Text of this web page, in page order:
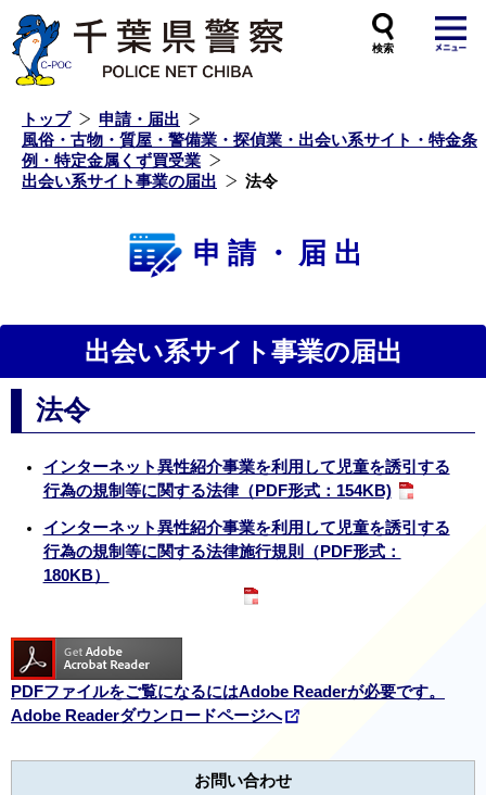
トップ
申請・届出
風俗・古物・質屋・警備業・探偵業・出会い系サイト・特金条
例・特定金属くず買受業
出会い系サイト事業の届出
法令
申請・届出
出会い系サイト事業の届出
法令
インターネット異性紹介事業を利用して児童を誘引する
行為の規制等に関する法律（PDF形式：154KB)
インターネット異性紹介事業を利用して児童を誘引する
行為の規制等に関する法律施行規則（PDF形式：
180KB）
PDFファイルをご覧になるにはAdobe Readerが必要です。
Adobe Readerダウンロードページへ
お問い合わせ